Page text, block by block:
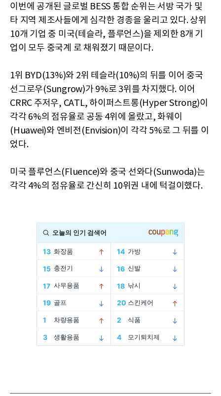
이번에 공개된 글로벌 BESS 통합 순위는 서방 국가 및
타 지역 제조사들에게 심각한 경종을 울리고 있다. 상위
10개 기업 중 미국(테슬라, 플루언스)을 제외한 8개 기
업이 모두 중국계 로 채워졌기 때문이다.
1위 BYD(13%)와 2위 테슬라(10%)의 뒤를 이어 중국
선그로우(Sungrow)가 9%로 3위를 차지했다. 이어
CRRC 주저우, CATL, 하이퍼스트롱(Hyper Strong)이
각각 6%의 점유율로 공동 4위에 올랐고, 화웨이
(Huawei)와 엔비전(Envision)이 각각 5%로 그 뒤를 이
었다.
미국 플루언스(Fluence)와 중국 선와다(Sunwoda)는
각각 4%의 점유율로 간신히 10위권 내에 턱걸이했다.